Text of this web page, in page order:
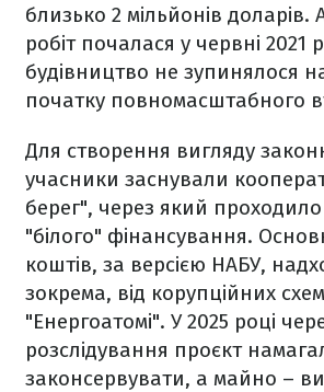
близько 2 мільйонів
робіт почалася у червні 2021
будівництво не зупинялося
початку повномасштабного
Для створення вигляду
учасники заснували
берег", через який
"білого" фінансування.
коштів, за версією НАБУ,
зокрема, від корупційних
"Енергоатомі". У 2025 році
розслідування проєкт
законсервувати, а майно –